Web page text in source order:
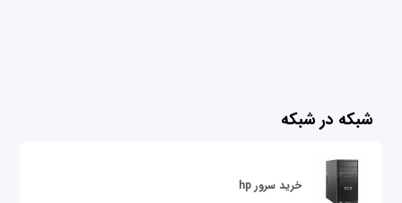
شبکه در شبکه
خرید سرور hp